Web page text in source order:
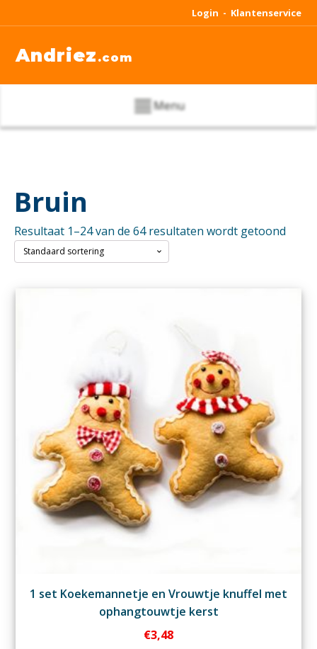
Login - Klantenservice
Andriez .com
Menu
Bruin
Resultaat 1–24 van de 64 resultaten wordt getoond
1 set Koekemannetje en Vrouwtje knuffel met
ophangtouwtje kerst
€3,48